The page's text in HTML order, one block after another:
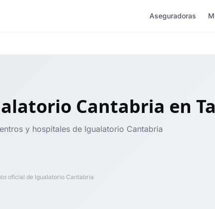
Aseguradoras
Cantabria en
y hospitales de Igualatorio Cantabria
oficial de Igualatorio Cantabria